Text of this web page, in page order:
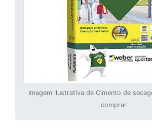
Imagem ilustrativa de Cimento de
comprar